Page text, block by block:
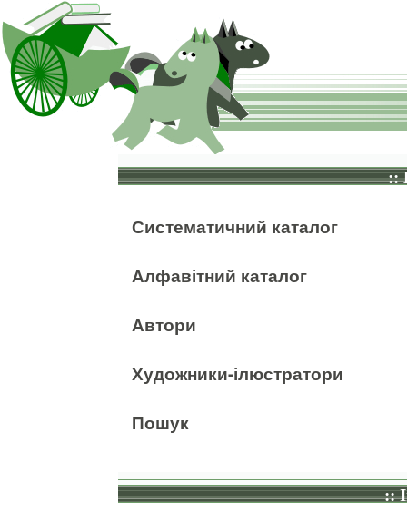
::
Систематичний каталог
Алфавітний каталог
Автори
Художники-ілюстратори
Пошук
::